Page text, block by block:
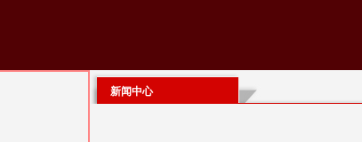
新闻中心